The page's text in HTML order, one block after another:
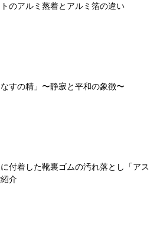
のアルミ蒸着とアルミ箔の違い
すの精」〜静寂と平和の象徴〜
付着した靴裏ゴムの汚れ落とし「アス
介